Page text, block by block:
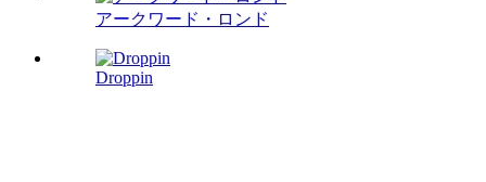
アークワード・ロンド
Droppin